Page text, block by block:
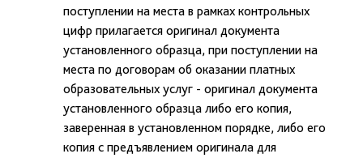
поступлении на места в рамках контрольных
цифр прилагается оригинал документа
установленного образца, при поступлении на
места по договорам об оказании платных
образовательных услуг - оригинал документа
установленного образца либо его копия,
заверенная в установленном порядке, либо его
копия с предъявлением оригинала для